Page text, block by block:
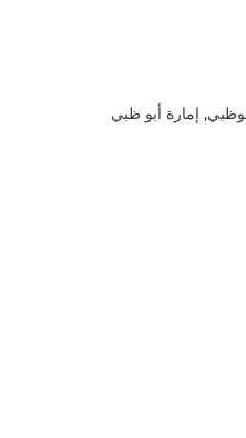
إمارة أبو ظبي